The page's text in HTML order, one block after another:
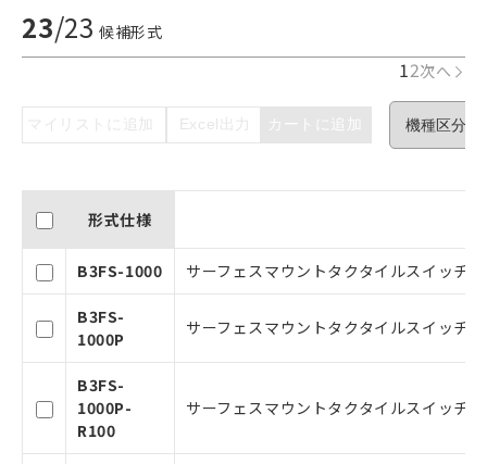
23/23 候補形式
12次へ
マイリストに追加 Excel出力 カートに追加
形式仕様
B3FS-1000 サーフェスマウントタクタイルスイッチ
B3FS-
1000P
サーフェスマウントタクタイルスイッチ
B3FS-
1000P-
R100
サーフェスマウントタクタイルスイッチ